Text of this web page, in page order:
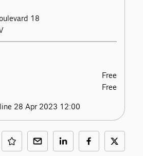
18
Free
Free
28 Apr 2023 12:00